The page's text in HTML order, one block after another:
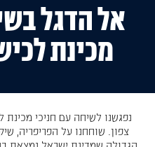
בית
עלינו
אירועים
חדשות אל הדגל
עדכונים מהשטח
הופעות בתקשורת
צרו קשר
אל הדגל
מכינת
נפגשנו לשיחה עם חניכי מכינת
צפון. שוחחנו על הפריפריה,